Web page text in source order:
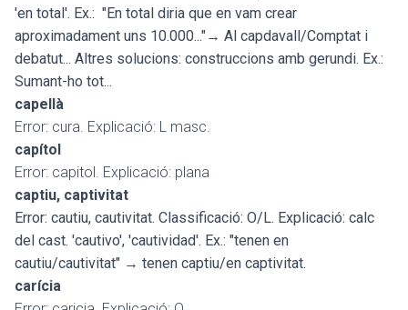
'en total'. Ex.: "En total diria que en vam crear
aproximadament uns 10.000..."→ Al capdavall/Comptat i
debatut... Altres solucions: construccions amb gerundi. Ex.:
Sumant-ho tot...
capellà
Error: cura. Explicació: L masc.
capítol
Error: capitol. Explicació: plana
captiu, captivitat
Error: cautiu, cautivitat. Classificació: O/L. Explicació: calc
del cast. 'cautivo', 'cautividad'. Ex.: "tenen en
cautiu/cautivitat" → tenen captiu/en captivitat.
carícia